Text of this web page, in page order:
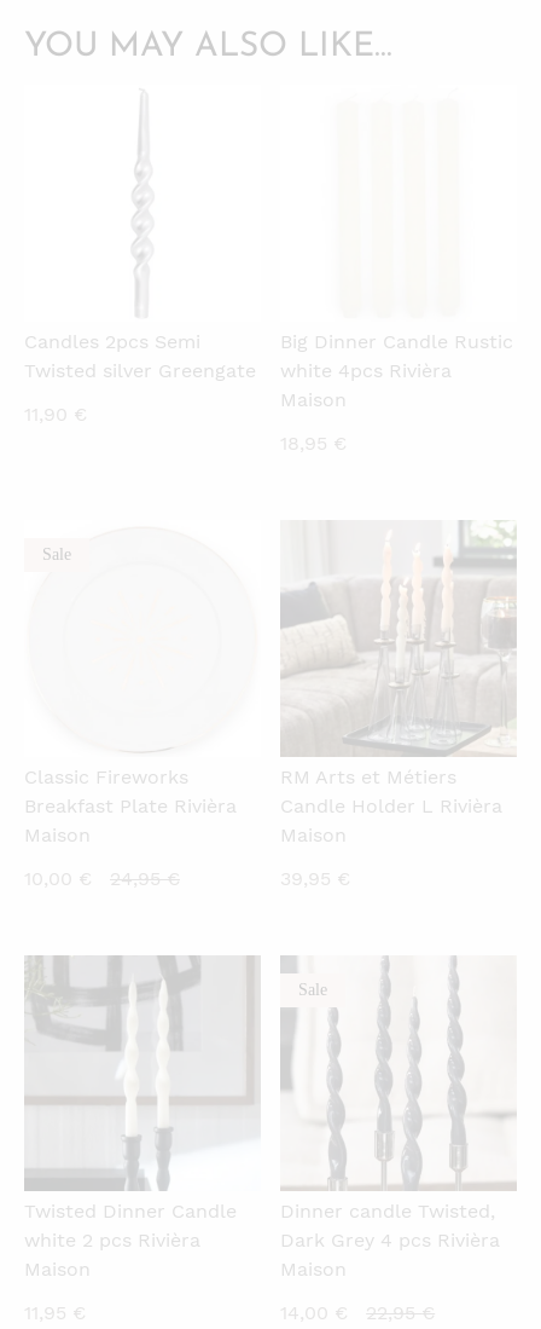
YOU MAY ALSO LIKE…
Candles 2pcs Semi
Twisted silver Greengate
11,90 €
Big Dinner Candle Rustic
white 4pcs Rivièra
Maison
18,95 €
Sale
Classic Fireworks
Breakfast Plate Rivièra
Maison
10,00 €
Current
10,00 €.
24,95€Original
24,95 €.
RM Arts et Métiers
Candle Holder L Rivièra
Maison
39,95 €
QUICKVIEW
Twisted Dinner Candle
white 2 pcs Rivièra
Maison
11,95 €
Sale
Dinner candle Twisted,
Dark Grey 4 pcs Rivièra
Maison
14,00 €
Current
22,95€Original